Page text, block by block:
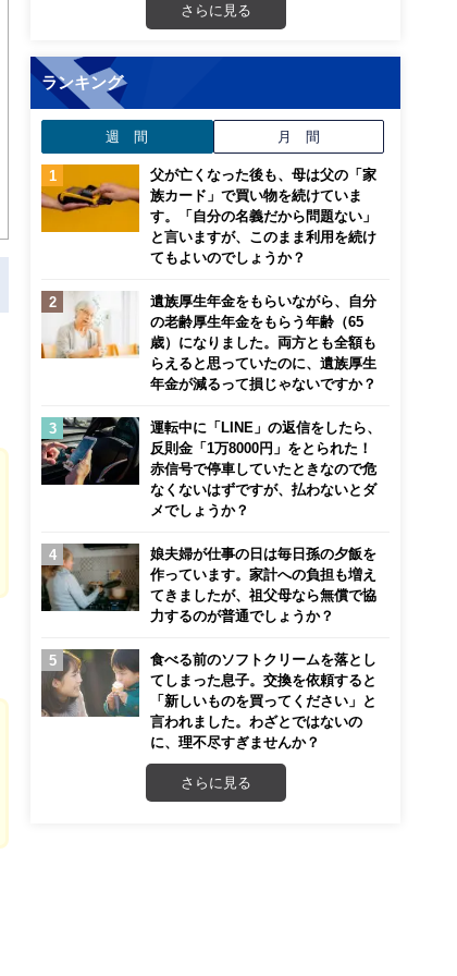
さらに見る
ランキング
週 間 月 間
父が亡くなった後も、母は父の「家
族カード」で買い物を続けていま
す。「自分の名義だから問題ない」
と言いますが、このまま利用を続け
てもよいのでしょうか？
遺族厚生年金をもらいながら、自分
の老齢厚生年金をもらう年齢（65
歳）になりました。両方とも全額も
らえると思っていたのに、遺族厚生
年金が減るって損じゃないですか？
運転中に「LINE」の返信をしたら、
反則金「1万8000円」をとられた！
赤信号で停車していたときなので危
なくないはずですが、払わないとダ
メでしょうか？
娘夫婦が仕事の日は毎日孫の夕飯を
作っています。家計への負担も増え
てきましたが、祖父母なら無償で協
力するのが普通でしょうか？
食べる前のソフトクリームを落とし
てしまった息子。交換を依頼すると
「新しいものを買ってください」と
言われました。わざとではないの
に、理不尽すぎませんか？
さらに見る